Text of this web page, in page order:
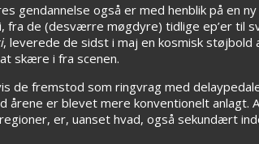
gendannelse også er med henblik på en
de (desværre møgdyre) tidlige ep’er til
, leverede de sidst i maj en kosmisk
skære i fra scenen.
de fremstod som ringvrag med
er blevet mere konventionelt anlagt.
er, uanset hvad, også sekundært